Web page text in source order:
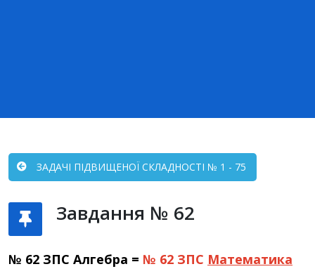
ЗАДАЧІ ПІДВИЩЕНОЇ СКЛАДНОСТІ № 1 - 75
Завдання № 62
№ 62 ЗПС Алгебра = № 62 ЗПС Математика